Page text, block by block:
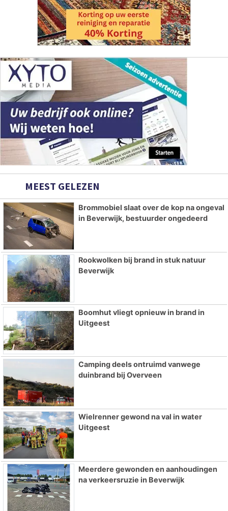
MEEST GELEZEN
Brommobiel slaat over de kop na ongeval
in Beverwijk, bestuurder ongedeerd
Rookwolken bij brand in stuk natuur
Beverwijk
Boomhut vliegt opnieuw in brand in
Uitgeest
Camping deels ontruimd vanwege
duinbrand bij Overveen
Wielrenner gewond na val in water
Uitgeest
Meerdere gewonden en aanhoudingen
na verkeersruzie in Beverwijk